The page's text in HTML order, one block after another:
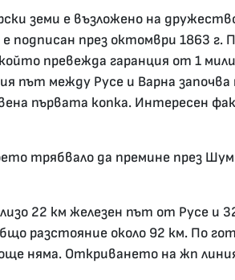
земи е възложено на
подписан през октомври 1863 г.
превежда гаранция от 1
път между Русе и Варна започва
първата копка. Интересен
трябвало да премине през
22 км железен път от Русе и
разстояние около 92 км. По
няма. Откриването на жп